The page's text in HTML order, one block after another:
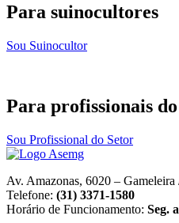
Para suinocultores
Sou Suinocultor
Para profissionais
Sou Profissional do Setor
Av. Amazonas, 6020 –
Telefone: (31) 3371-1580
Horário de Funcionamento: Seg.